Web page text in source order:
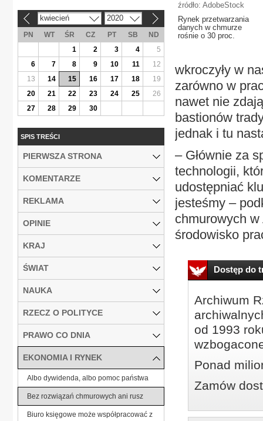
źródło: AdobeStock
Rynek przetwarzania
danych w chmurze
rośnie o 30 proc.
wkroczyły w
zarówno w
nawet nie
bastionów
jednak i tu
– Głównie za
technologii,
udostępniać
jesteśmy –
chmurowych
środowisko
Dostęp do
Archiwum
od 1993
Ponad
Zamów
kwiecień 2020
PN WT ŚR CZ PT SB
ND
1
2 3 4
5
6
7 8 9 10 11
12
13
14 15 16 17 18
19
20
21 22 23 24 25
26
27
28 29 30
SPIS TREŚCI
PIERWSZA STRONA
KOMENTARZE
REKLAMA
OPINIE
KRAJ
ŚWIAT
NAUKA
RZECZ O POLITYCE
PRAWO CO DNIA
EKONOMIA I RYNEK
Albo dywidenda, albo pomoc państwa
Bez rozwiązań chmurowych ani rusz
Biuro księgowe może współpracować z